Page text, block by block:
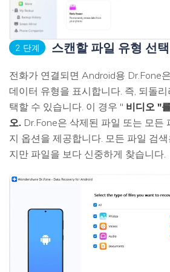
2 단계 스캔할 파일 유형 선택
전화가 연결되면 Android용 Dr.Fone
데이터 유형을 표시합니다. 즉, 되돌
택할 수 있습니다. 이 경우 " 비디오 "
오. Dr.Fone은 삭제된 파일 또는 모든
지 옵션을 제공합니다. 모든 파일 검
지만 파일을 보다 신중하게 찾습니다.